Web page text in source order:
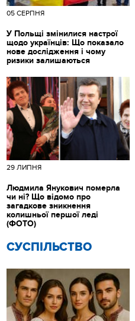
05 СЕРПНЯ
У Польщі змінилися настрої
щодо українців: Що показало
нове дослідження і чому
ризики залишаються
CУСПІЛЬСТВО
29 ЛИПНЯ
Людмила Янукович померла
чи ні? Що відомо про
загадкове зникнення
колишньої першої леді
(ФОТО)